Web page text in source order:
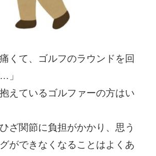
採用情報
117-560
タップで電話が繋がります
〜金／9:00〜16:30（土日祝休）
くて、ゴルフのラウンドを回
」
えているゴルファーの方はい
ざ関節に負担がかかり、思う
ができなくなることはよくあ